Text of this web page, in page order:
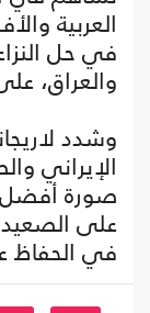
العربية
في حل
والعراق،
وشدد
الإيراني
صورة أفضل
على
في الحفاظ